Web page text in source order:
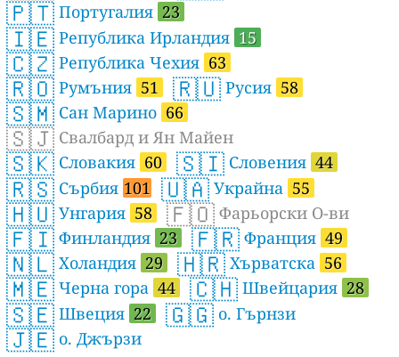
🇵🇹 Португалия 23
🇮🇪 Република Ирландия 15
🇨🇿 Република Чехия 63
🇷🇴 Румъния 51 🇷🇺 Русия 58
🇸🇲 Сан Марино 66
🇸🇯 Свалбард и Ян Майен
🇸🇰 Словакия 60 🇸🇮 Словения 44
🇷🇸 Сърбия 101 🇺🇦 Украйна 55
🇭🇺 Унгария 58 🇫🇴 Фарьорски О-ви
🇫🇮 Финландия 23 🇫🇷 Франция 49
🇳🇱 Холандия 29 🇭🇷 Хърватска 56
🇲🇪 Черна гора 44 🇨🇭 Швейцария 28
🇸🇪 Швеция 22 🇬🇬 о. Гърнзи
🇯🇪 о. Джързи